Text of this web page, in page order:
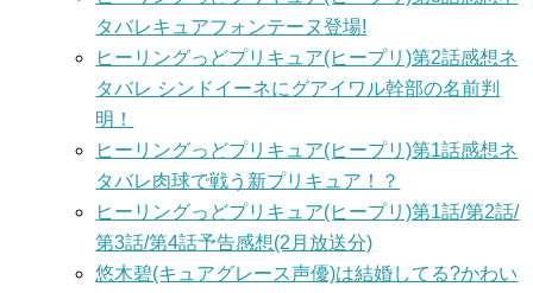
タバレキュアフォンテーヌ登場!
ヒーリングっどプリキュア(ヒープリ)第2話感想ネ
タバレ シンドイーネにグアイワル幹部の名前判
明！
ヒーリングっどプリキュア(ヒープリ)第1話感想ネ
タバレ肉球で戦う新プリキュア！？
ヒーリングっどプリキュア(ヒープリ)第1話/第2話/
第3話/第4話予告感想(2月放送分)
悠木碧(キュアグレース声優)は結婚してる?かわい